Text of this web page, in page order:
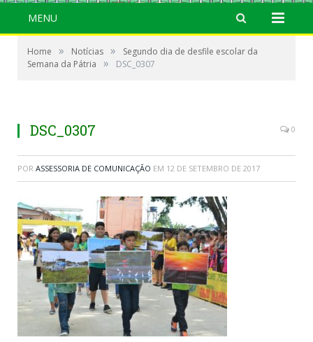
MENU
Home » Notícias »
Segundo dia de desfile escolar da
Semana da Pátria
» DSC_0307
DSC_0307 0
POR ASSESSORIA DE COMUNICAÇÃO EM 12 DE SETEMBRO DE 2017